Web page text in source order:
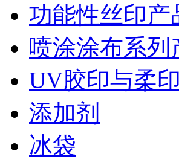
功能性丝印产
喷涂涂布系列
UV胶印与柔
添加剂
冰袋